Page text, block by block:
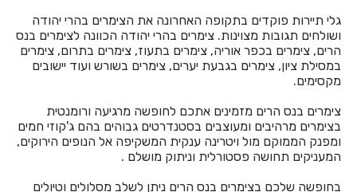
חדרים לפי שעה בבית ג'אן
חדרים לפי שעה בבית דגן
חדרים לפי שעה בבית הלל
חדרים לפי שעה בבית חרות
חדרים לפי שעה בבית יהושע
גלי תיירות פוקדים בתקופה האחרונה את הצימרים בהרי יהודה
ושולחים תגובות מצוינות. צימרים בהרי יהודה הכוונה לצימרים בנס
הרים, צימרים בכפר אוריה, צימרים בתעוז, צימרים בתרום, צימרים
במסילת ציון, צימרים בגבעת יערים, צימרים בשורש ועוד יישובים
מקסימים.
צימרים בנס הרים מזמינים אתכם לחופשה מרגיעה ורומנטית
בצימרים מרהיבים ומעוצבים בסטנדרטים גבוהים בהם ג'קוזי חמים
ומפנק הממוקם מול ויטרינה ענקית המשקיפה אל הנופים הירוקים,
המעניקים תחושה פסטורלית וניתוק מושלם .
בחופשה שלכם בצימרים בנס הרים ניתן לשלב מסלולים וטיולים